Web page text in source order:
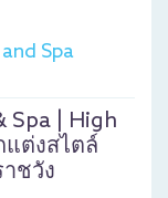
Spa
Spa | High
ต่งสไตล์
ชวัง